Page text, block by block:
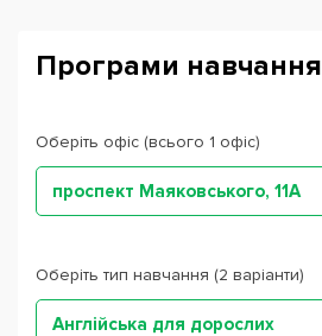
Програми навчання
Оберіть офіс (всього 1 офіс)
проспект Маяковського, 11А
Оберіть тип навчання (2 варіанти)
Англійська для дорослих